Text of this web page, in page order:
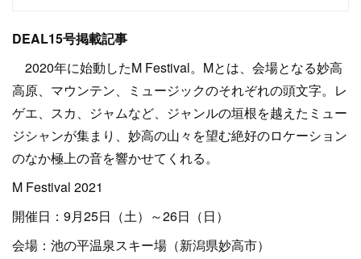
DEAL15号掲載記事
2020年に始動したM Festival。Mとは、会場となる妙高
高原、マウンテン、ミュージックのそれぞれの頭文字。レ
ゲエ、スカ、ジャムなど、ジャンルの垣根を越えたミュー
ジシャンが集まり、妙高の山々を望む絶好のロケーション
のなか極上の音を響かせてくれる。
M Festival 2021
開催日：9月25日（土）～26日（日）
会場：池の平温泉スキー場（新潟県妙高市）